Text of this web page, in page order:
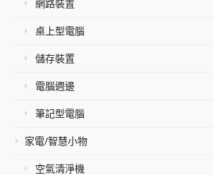
網路裝置
桌上型電腦
儲存裝置
電腦週邊
筆記型電腦
家電/智慧小物
空氣清淨機